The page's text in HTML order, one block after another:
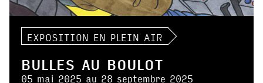
EXPOSITION EN PLEIN AIR
BULLES AU BOULOT
05 mai 2025 au 28 septembre 2025